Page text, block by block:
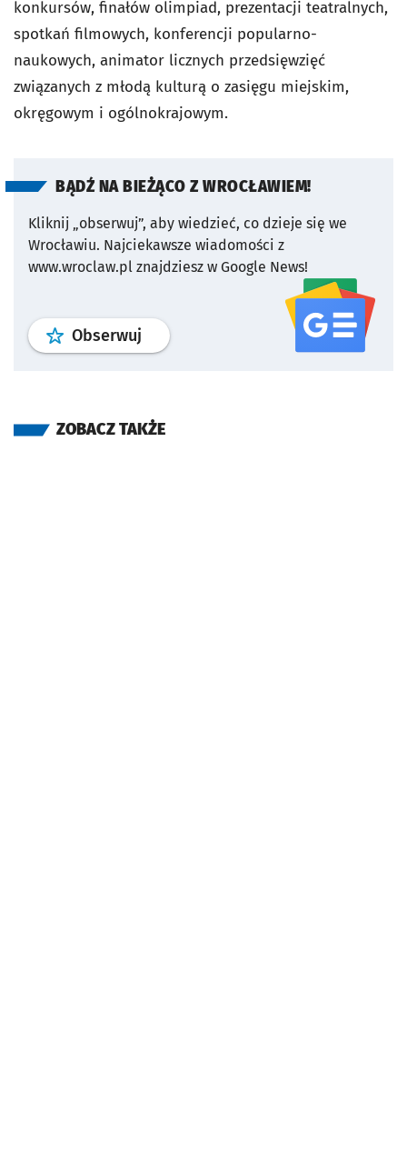
konkursów, finałów olimpiad, prezentacji teatralnych,
spotkań filmowych, konferencji popularno-
naukowych, animator licznych przedsięwzięć
związanych z młodą kulturą o zasięgu miejskim,
okręgowym i ogólnokrajowym.
BĄDŹ NA BIEŻĄCO Z WROCŁAWIEM!
Kliknij „obserwuj”, aby wiedzieć, co dzieje się we
Wrocławiu. Najciekawsze wiadomości z
www.wroclaw.pl znajdziesz w Google News!
Obserwuj profil serwisu
ZOBACZ TAKŻE